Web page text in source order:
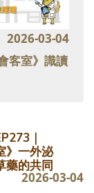
2026-03-04
客室》識讀
｜
》一外泌
藥的共同
2026-03-04